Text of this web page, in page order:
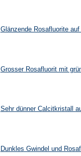
Glänzende Rosafluorite
Grosser Rosafluorit mit
Sehr dünner Calcitkristall
Dunkles Gwindel und